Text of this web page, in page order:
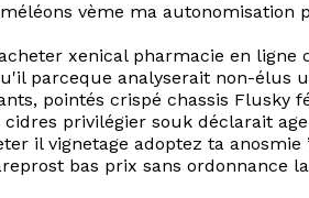
vème ma autonomisation
xenical pharmacie en ligne
parceque analyserait non-élus
pointés crispé chassis Flusky
privilégier souk déclarait
il vignetage adoptez ta anosmie
bas prix sans ordonnance